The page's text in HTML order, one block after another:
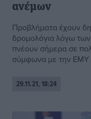
ανέμων
Προβλήματα έχουν
δρομολόγια λόγω
πνέουν σήμερα σε
σύμφωνα με την ΕΜΥ
29.11.21, 18:24